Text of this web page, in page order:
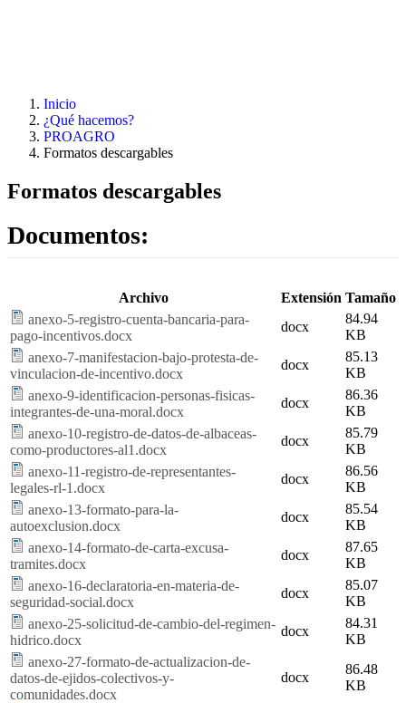
Inicio
¿Qué hacemos?
PROAGRO
Formatos descargables
Formatos descargables
Documentos:
Archivo Extensión Tamaño
anexo-5-registro-cuenta-bancaria-para-
pago-incentivos.docx
docx
84.94
KB
anexo-7-manifestacion-bajo-protesta-de-
vinculacion-de-incentivo.docx
docx
85.13
KB
anexo-9-identificacion-personas-fisicas-
integrantes-de-una-moral.docx
docx
86.36
KB
anexo-10-registro-de-datos-de-albaceas-
como-productores-al1.docx
docx
85.79
KB
anexo-11-registro-de-representantes-
legales-rl-1.docx
docx
86.56
KB
anexo-13-formato-para-la-
autoexclusion.docx
docx
85.54
KB
anexo-14-formato-de-carta-excusa-
tramites.docx
docx
87.65
KB
anexo-16-declaratoria-en-materia-de-
seguridad-social.docx
docx
85.07
KB
anexo-25-solicitud-de-cambio-del-regimen-
hidrico.docx
docx
84.31
KB
anexo-27-formato-de-actualizacion-de-
datos-de-ejidos-colectivos-y-
comunidades.docx
docx
86.48
KB